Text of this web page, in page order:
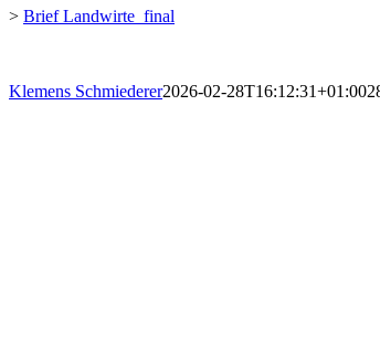
> Brief Landwirte_final
Klemens Schmiederer2026-02-28T16:12:31+01:00